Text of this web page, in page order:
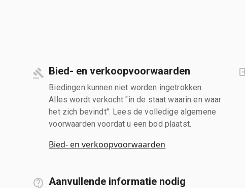
Bied- en verkoopvoorwaarden
Biedingen kunnen niet worden ingetrokken.
Alles wordt verkocht "in de staat waarin en waar
het zich bevindt". Lees de volledige algemene
voorwaarden voordat u een bod plaatst.
Bied- en verkoopvoorwaarden
Aanvullende informatie nodig